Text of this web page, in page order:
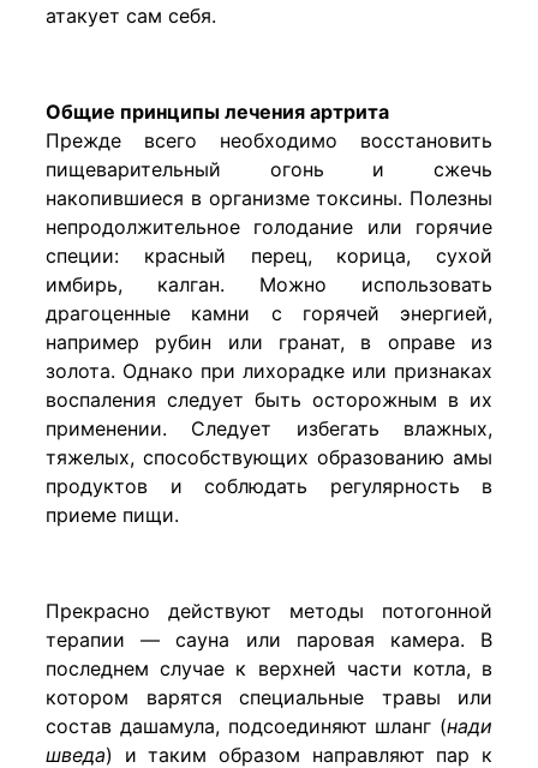
атакует сам себя.
Общие принципы лечения артрита
Прежде всего необходимо восстановить
пищеварительный огонь и сжечь
накопившиеся в организме токсины. Полезны
непродолжительное голодание или горячие
специи: красный перец, корица, сухой
имбирь, калган. Можно использовать
драгоценные камни с горячей энергией,
например рубин или гранат, в оправе из
золота. Однако при лихорадке или признаках
воспаления следует быть осторожным в их
применении. Следует избегать влажных,
тяжелых, способствующих образованию амы
продуктов и соблюдать регулярность в
приеме пищи.
Прекрасно действуют методы потогонной
терапии — сауна или паровая камера. В
последнем случае к верхней части котла, в
котором варятся специальные травы или
состав дашамула, подсоединяют шланг (нади
шведа) и таким образом направляют пар к